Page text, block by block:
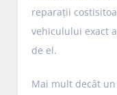
reparații
vehiculului exact
de el.
Mai mult decât